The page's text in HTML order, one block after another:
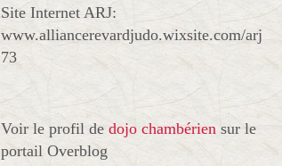
Site Internet ARJ:
www.alliancerevardjudo.wixsite.com/arj
73
Voir le profil de dojo chambérien sur le
portail Overblog